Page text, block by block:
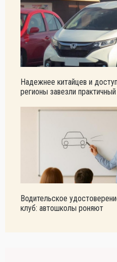
Надежнее китайцев и
регионы завезли практичный
Водительское
клуб: автошколы роняют